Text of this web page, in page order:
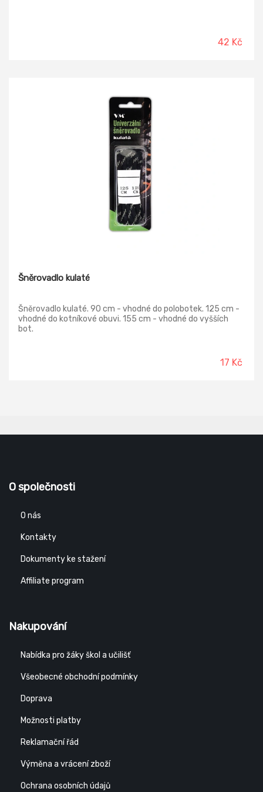
42 Kč
Šněrovadlo kulaté
Šněrovadlo kulaté. 90 cm - vhodné do polobotek. 125 cm -
vhodné do kotníkové obuvi. 155 cm - vhodné do vyšších
bot.
17 Kč
O společnosti
O nás
Kontakty
Dokumenty ke stažení
Affiliate program
Nakupování
Nabídka pro žáky škol a učilišť
Všeobecné obchodní podmínky
Doprava
Možnosti platby
Reklamační řád
Výměna a vrácení zboží
Ochrana osobních údajů